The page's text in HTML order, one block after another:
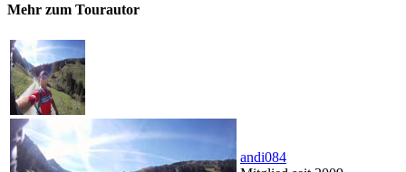
Mehr zum Tourautor
andi084